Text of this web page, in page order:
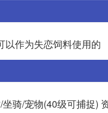
以作为失恋饲料使用的
骑/宠物(40级可捕捉)